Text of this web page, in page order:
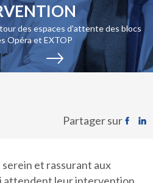
des espaces d'attente des blocs
Opéra et EXTOP
Partager sur
et rassurant aux